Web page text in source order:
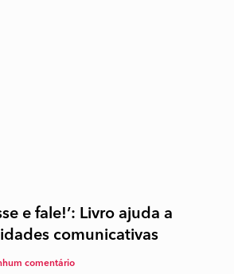
e fale!’: Livro ajuda a
comunicativas
comentário